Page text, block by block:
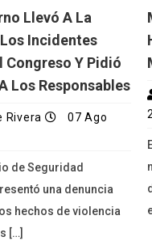
Llevó A La
Incidentes
Congreso Y Pidió
Los Responsables
Rivera
07 Ago
de Seguridad
una denuncia
hechos de violencia
[…]